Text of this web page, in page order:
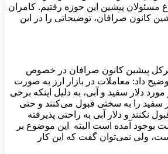
مسئولان پیشین این حوزه رفتیم. کامران
کانون صرافان، توضیحاتی را در این
پیشین کانون صرافان در خصوص
داد: معاملات در بازار ارز به صورت
دلار سفید و آبی، به دلیل اینکه برخی
سفید را به سختی قبول می‌کنند و حتی
نکنند و دلار آبی به راحتی پذیرفته
بوجود آمده است البته این موضوع بر
ولی نمی‌توان گفت که این کار